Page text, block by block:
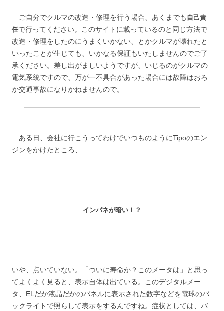
ご自分でクルマの改造・修理を行う場合、あくまでも 自己責
任で行ってください。このサイトに載っているのと同じ方法で
改造・修理をしたのにうまくいかない、とかクルマが壊れたと
いったことが生じても、いかなる保証もいたしませんのでご了
承ください。差し出がましいようですが、いじるのがクルマの
電気系統ですので、万が一不具合があった場合には故障はおろ
か交通事故になりかねませんので。
ある日、会社に行こうってわけでいつものようにTipoのエン
ジンをかけたところ、
インパネが暗い！？
いや、点いていない。「ついに寿命か？このメータは」と思っ
てよくよく見ると、表示自体は出ている。このデジタルメー
タ、ELだか液晶だかのパネルに表示された数字などを電球のバ
ックライトで照らして表示をするんですね。症状としては、バ